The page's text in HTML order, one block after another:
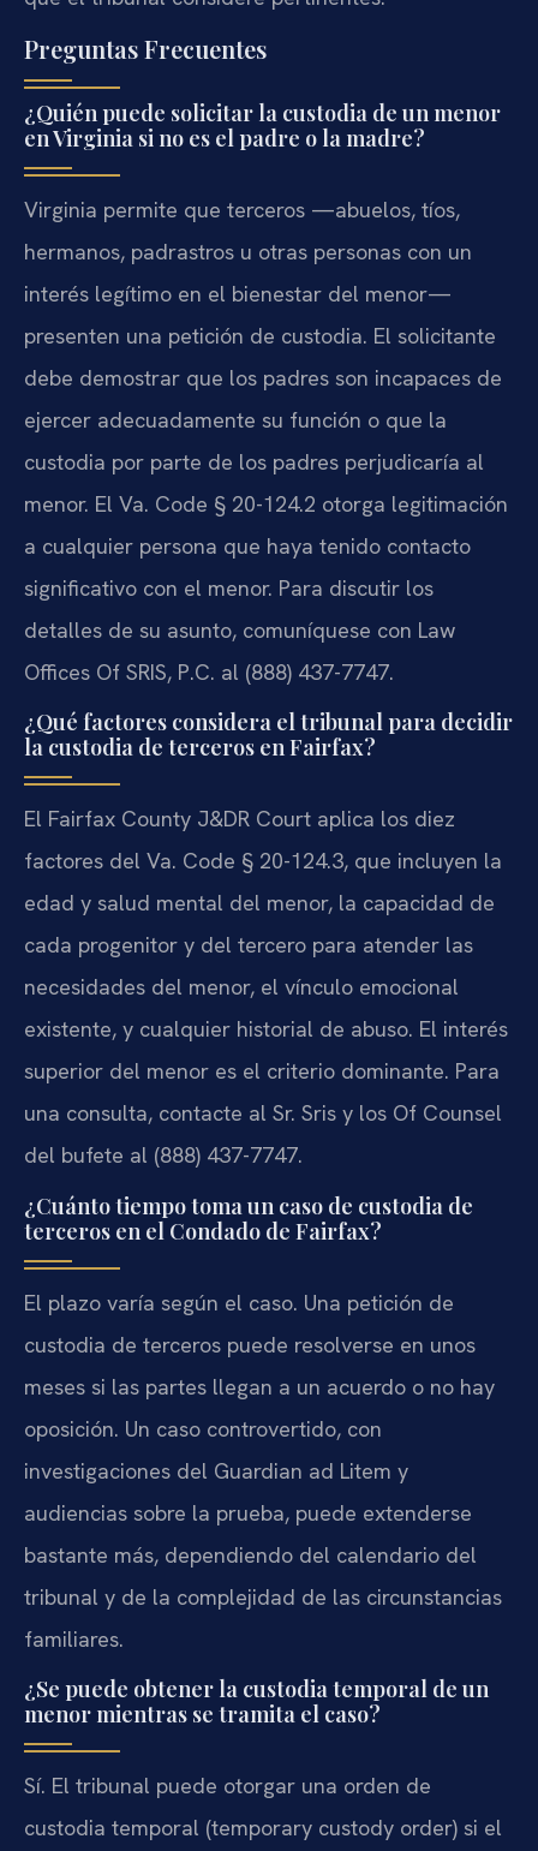
Preguntas Frecuentes
¿Quién puede solicitar la custodia de un menor
en Virginia si no es el padre o la madre?
Virginia permite que terceros —abuelos, tíos,
hermanos, padrastros u otras personas con un
interés legítimo en el bienestar del menor—
presenten una petición de custodia. El solicitante
debe demostrar que los padres son incapaces de
ejercer adecuadamente su función o que la
custodia por parte de los padres perjudicaría al
menor. El Va. Code § 20-124.2 otorga legitimación
a cualquier persona que haya tenido contacto
significativo con el menor. Para discutir los
detalles de su asunto, comuníquese con Law
Offices Of SRIS, P.C. al (888) 437-7747.
¿Qué factores considera el tribunal para decidir
la custodia de terceros en Fairfax?
El Fairfax County J&DR Court aplica los diez
factores del Va. Code § 20-124.3, que incluyen la
edad y salud mental del menor, la capacidad de
cada progenitor y del tercero para atender las
necesidades del menor, el vínculo emocional
existente, y cualquier historial de abuso. El interés
superior del menor es el criterio dominante. Para
una consulta, contacte al Sr. Sris y los Of Counsel
del bufete al (888) 437-7747.
¿Cuánto tiempo toma un caso de custodia de
terceros en el Condado de Fairfax?
El plazo varía según el caso. Una petición de
custodia de terceros puede resolverse en unos
meses si las partes llegan a un acuerdo o no hay
oposición. Un caso controvertido, con
investigaciones del Guardian ad Litem y
audiencias sobre la prueba, puede extenderse
bastante más, dependiendo del calendario del
tribunal y de la complejidad de las circunstancias
familiares.
¿Se puede obtener la custodia temporal de un
menor mientras se tramita el caso?
Sí. El tribunal puede otorgar una orden de
custodia temporal (temporary custody order) si el